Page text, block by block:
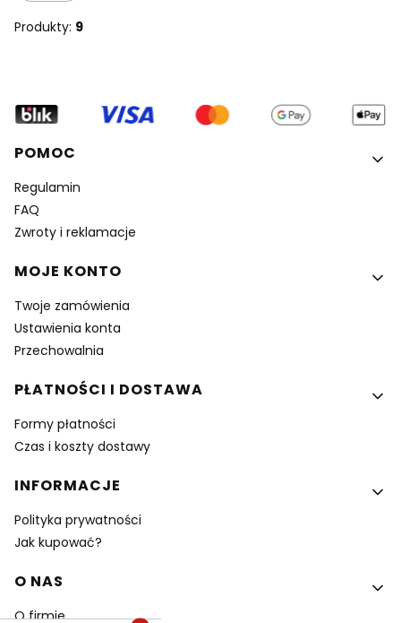
Produkty: 9
Linki w stopce
POMOC
Regulamin
FAQ
Zwroty i reklamacje
MOJE KONTO
Twoje zamówienia
Ustawienia konta
Przechowalnia
PŁATNOŚCI I DOSTAWA
Formy płatności
Czas i koszty dostawy
INFORMACJE
Polityka prywatności
Jak kupować?
O NAS
O firmie